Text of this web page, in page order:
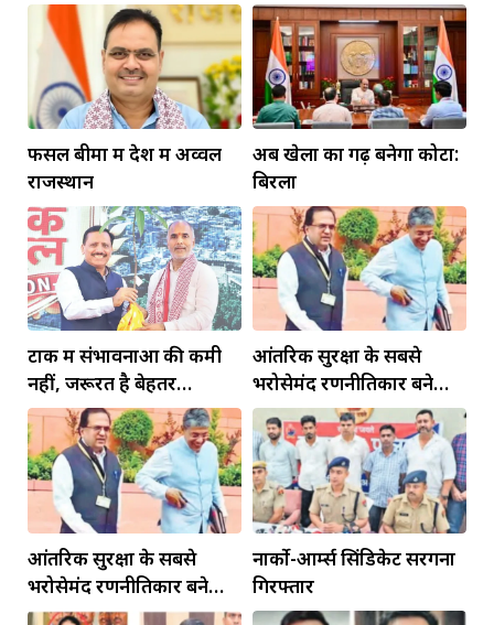
फसल बीमा में देश में अव्वल
राजस्थान
अब खेलों का गढ़ बनेगा कोटा:
बिरला
टोंक में संभावनाओं की कमी
नहीं, जरूरत है बेहतर
इंफ्रास्ट्रक्चर की
आंतरिक सुरक्षा के सबसे
भरोसेमंद रणनीतिकार बने
रहेंगे गोविंद मोहन
आंतरिक सुरक्षा के सबसे
भरोसेमंद रणनीतिकार बने
रहेंगे गोविंद मोहन
नार्को-आर्म्स सिंडिकेट सरगना
गिरफ्तार